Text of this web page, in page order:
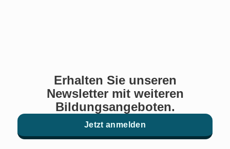
Erhalten Sie unseren
Newsletter mit weiteren
Bildungsangeboten.
Jetzt anmelden